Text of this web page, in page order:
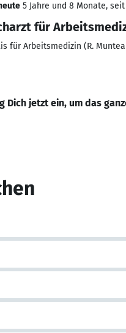
5 Jahre und 8 Monate, seit
für
für Arbeitsmedizin (R.
Dich jetzt ein, um das